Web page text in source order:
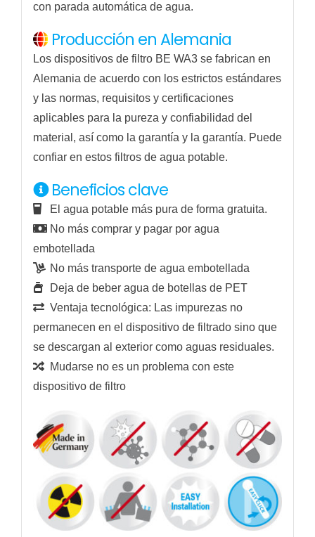
con parada automática de agua.
Producción en Alemania
Los dispositivos de filtro BE WA3 se fabrican en
Alemania de acuerdo con los estrictos estándares
y las normas, requisitos y certificaciones
aplicables para la pureza y confiabilidad del
material, así como la garantía y la garantía. Puede
confiar en estos filtros de agua potable.
Beneficios clave
El agua potable más pura de forma gratuita.
No más comprar y pagar por agua
embotellada
No más transporte de agua embotellada
Deja de beber agua de botellas de PET
Ventaja tecnológica: Las impurezas no
permanecen en el dispositivo de filtrado sino que
se descargan al exterior como aguas residuales.
Mudarse no es un problema con este
dispositivo de filtro